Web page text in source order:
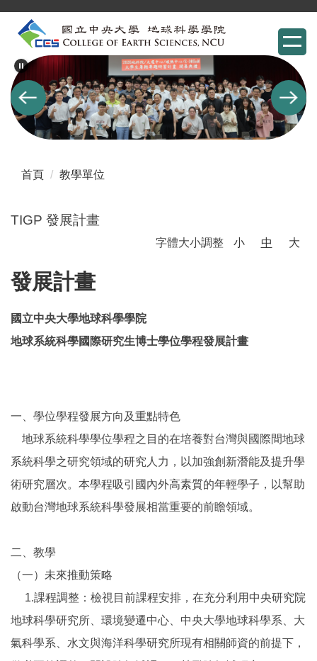
主
要
內
容
區
首頁 教學單位
TIGP 發展計畫
字體大小調整 小 中 大
發展計畫
國立中央大學地球科學學院
地球系統科學國際研究生博士學位學程發展計畫
一、學位學程發展方向及重點特色
地球系統科學學位學程之目的在培養對台灣與國際間地球
系統科學之研究領域的研究人力，以加強創新潛能及提升學
術研究層次。本學程吸引國內外高素質的年輕學子，以幫助
啟動台灣地球系統科學發展相當重要的前瞻領域。
二、教學
（一）未來推動策略
1.課程調整：檢視目前課程安排，在充分利用中央研究院
地球科學研究所、環境變遷中心、中央大學地球科學系、大
氣科學系、水文與海洋科學研究所現有相關師資的前提下，